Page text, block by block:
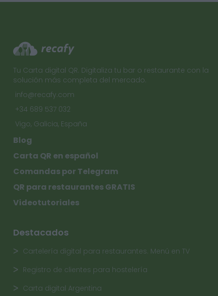
Tu Carta digital QR. Digitaliza tu bar o restaurante con la
solución más completa del mercado.
info@recafy.com
+34 689 537 032
Vigo, Galicia, España
Blog
Carta QR en español
Comandas por Telegram
QR para restaurantes GRATIS
Videotutoriales
Destacados
Cartelería digital para restaurantes. Menú en TV
Registro de clientes para hostelería
Carta digital Argentina